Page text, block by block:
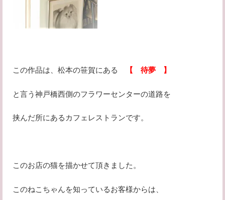
この作品は、松本の笹賀にある 【 待夢 】
と言う神戸橋西側のフラワーセンターの道路を
挟んだ所にあるカフェレストランです。
このお店の猫を描かせて頂きました。
このねこちゃんを知っているお客様からは、